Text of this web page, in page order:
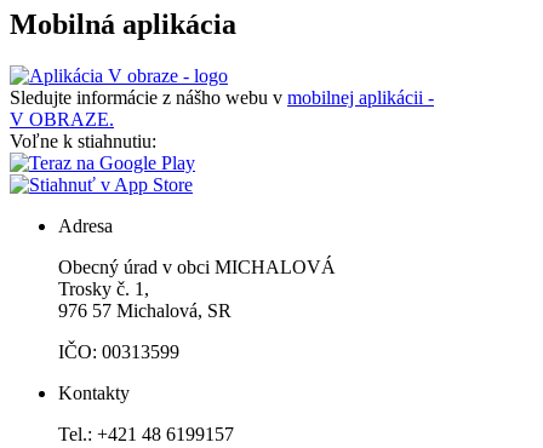
Mobilná aplikácia
Sledujte informácie z nášho webu v mobilnej aplikácii -
V OBRAZE.
Voľne k stiahnutiu:
Adresa
Obecný úrad v obci MICHALOVÁ
Trosky č. 1,
976 57 Michalová, SR
IČO: 00313599
Kontakty
Tel.: +421 48 6199157